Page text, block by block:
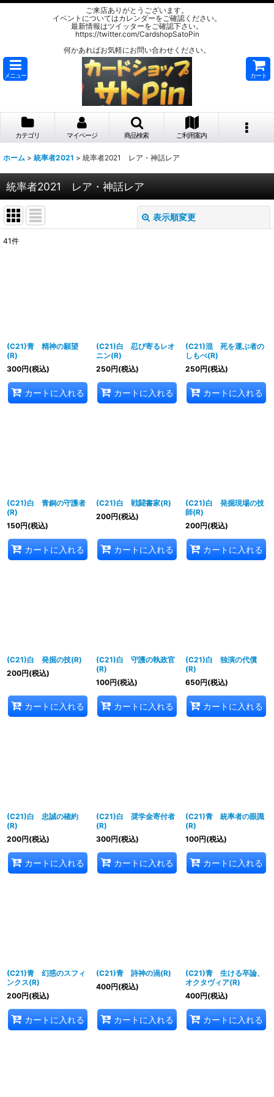
ご来店ありがとうございます。
イベントについてはカレンダーをご確認ください。
最新情報はツイッターをご確認下さい。
https://twitter.com/CardshopSatoPin
何かあればお気軽にお問い合わせください。
メニュー カート
カテゴリ マイページ 商品検索 ご利用案内
ホーム > 統率者2021 > 統率者2021 レア・神話レア
統率者2021 レア・神話レア
表示順変更
41件
(C21)青 精神の願望
(R)
300円(税込)
カートに入れる
(C21)白 忍び寄るレオ
ニン(R)
250円(税込)
カートに入れる
(C21)混 死を運ぶ者の
しもべ(R)
250円(税込)
カートに入れる
(C21)白 青銅の守護者
(R)
150円(税込)
カートに入れる
(C21)白 戦闘書家(R)
200円(税込)
カートに入れる
(C21)白 発掘現場の技
師(R)
200円(税込)
カートに入れる
(C21)白 発掘の技(R)
200円(税込)
カートに入れる
(C21)白 守護の執政官
(R)
100円(税込)
カートに入れる
(C21)白 独演の代償
(R)
650円(税込)
カートに入れる
(C21)白 忠誠の確約
(R)
200円(税込)
カートに入れる
(C21)白 奨学金寄付者
(R)
300円(税込)
カートに入れる
(C21)青 統率者の眼識
(R)
100円(税込)
カートに入れる
(C21)青 幻惑のスフィ
ンクス(R)
200円(税込)
カートに入れる
(C21)青 詩神の渦(R)
400円(税込)
カートに入れる
(C21)青 生ける卒論、
オクタヴィア(R)
400円(税込)
カートに入れる